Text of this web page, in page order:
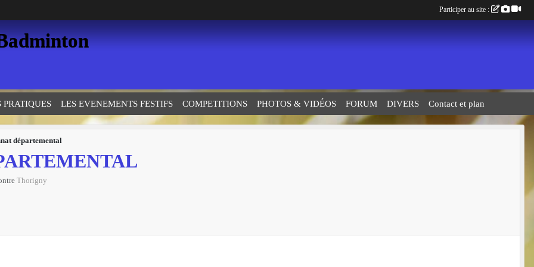
PRATIQUES LES EVENEMENTS FESTIFS COMPETITIONS PHOTOS & VIDÉOS FORUM DIVERS Contact et plan
départemental
Thorigny
Participer au site :